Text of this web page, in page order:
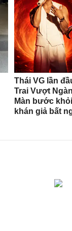
Thái VG lần
Trai Vượt
Màn bước
khán giả bất